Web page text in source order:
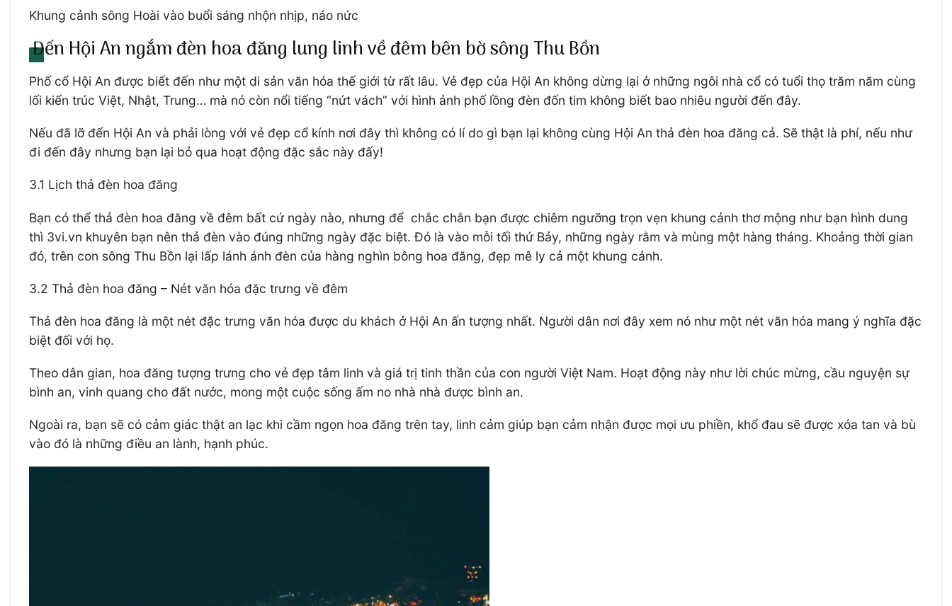
Khung cảnh sông Hoài vào buổi sáng nhộn nhịp, náo nức
Đến Hội An ngắm đèn hoa đăng lung linh về đêm bên bờ sông Thu Bồn
Phố cổ Hội An được biết đến như một di sản văn hóa thế giới từ rất lâu. Vẻ đẹp của Hội An không dừng lại ở những ngôi nhà cổ có tuổi thọ trăm năm cùng
lối kiến trúc Việt, Nhật, Trung… mà nó còn nổi tiếng “nứt vách” với hình ảnh phố lồng đèn đốn tim không biết bao nhiêu người đến đây.
Nếu đã lỡ đến Hội An và phải lòng với vẻ đẹp cổ kính nơi đây thì không có lí do gì bạn lại không cùng Hội An thả đèn hoa đăng cả. Sẽ thật là phí, nếu như
đi đến đây nhưng bạn lại bỏ qua hoạt động đặc sắc này đấy!
3.1 Lịch thả đèn hoa đăng
Bạn có thể thả đèn hoa đăng về đêm bất cứ ngày nào, nhưng để chắc chắn bạn được chiêm ngưỡng trọn vẹn khung cảnh thơ mộng như bạn hình dung
thì 3vi.vn khuyên bạn nên thả đèn vào đúng những ngày đặc biệt. Đó là vào mỗi tối thứ Bảy, những ngày rằm và mùng một hàng tháng. Khoảng thời gian
đó, trên con sông Thu Bồn lại lấp lánh ánh đèn của hàng nghìn bông hoa đăng, đẹp mê ly cả một khung cảnh.
3.2 Thả đèn hoa đăng – Nét văn hóa đặc trưng về đêm
Thả đèn hoa đăng là một nét đặc trưng văn hóa được du khách ở Hội An ấn tượng nhất. Người dân nơi đây xem nó như một nét văn hóa mang ý nghĩa đặc
biệt đối với họ.
Theo dân gian, hoa đăng tượng trưng cho vẻ đẹp tâm linh và giá trị tinh thần của con người Việt Nam. Hoạt động này như lời chúc mừng, cầu nguyện sự
bình an, vinh quang cho đất nước, mong một cuộc sống ấm no nhà nhà được bình an.
Ngoài ra, bạn sẽ có cảm giác thật an lạc khi cầm ngọn hoa đăng trên tay, linh cảm giúp bạn cảm nhận được mọi ưu phiền, khổ đau sẽ được xóa tan và bù
vào đó là những điều an lành, hạnh phúc.